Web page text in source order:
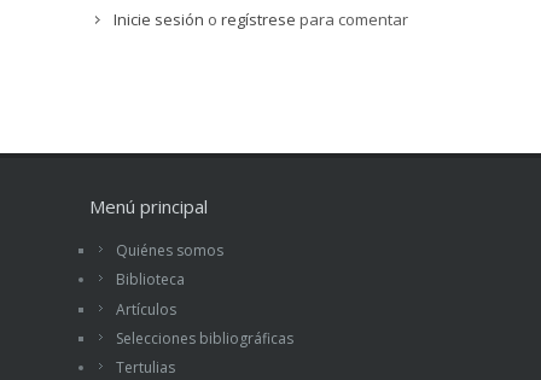
Inicie sesión o regístrese para comentar
Menú principal
Quiénes somos
Biblioteca
Artículos
Selecciones bibliográficas
Tertulias